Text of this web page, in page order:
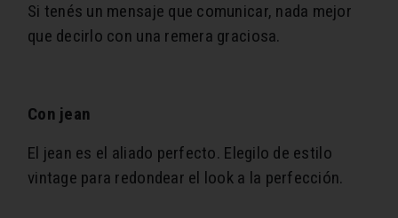
Si tenés un mensaje que comunicar, nada mejor
que decirlo con una remera graciosa.
Con jean
El jean es el aliado perfecto. Elegilo de estilo
vintage para redondear el look a la perfección.